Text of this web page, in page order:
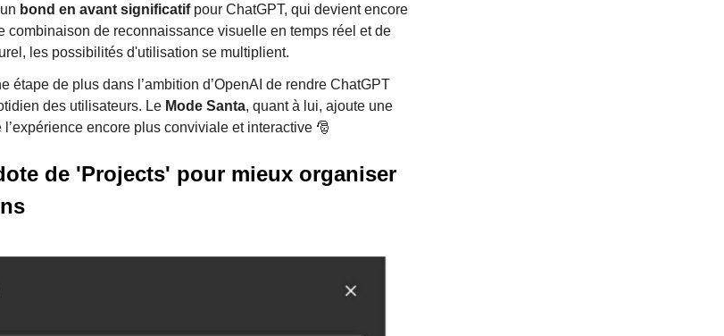
bond en avant significatifpour ChatGPT, qui devient encore
combinaison de reconnaissance visuelle en temps réel et de
les possibilités d'utilisation se multiplient.
étape de plus dans l’ambition d’OpenAI de rendre ChatGPT
des utilisateurs. Le Mode Santa, quant à lui, ajoute une
encore plus conviviale et interactive 🎅
de 'Projects' pour mieux organiser